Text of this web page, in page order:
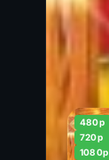
480p
720p
1080p